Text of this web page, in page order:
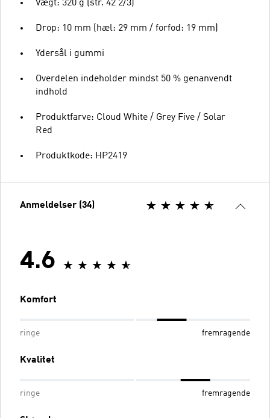
Vægt: 320 g (str. 42 2/3)
Drop: 10 mm (hæl: 29 mm / forfod: 19 mm)
Ydersål i gummi
Overdelen indeholder mindst 50 % genanvendt
indhold
Produktfarve: Cloud White / Grey Five / Solar
Red
Produktkode: HP2419
Anmeldelser (34)
4.6
Komfort
ringe fremragende
Kvalitet
ringe fremragende